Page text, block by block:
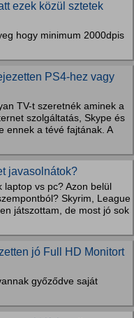
ezek közül sztetek
hogy minimum 2000dpis
PS4-hez vagy
TV-t szeretnék aminek a
szolgáltatás, Skype és
ennek a tévé fajtának. A
javasolnátok?
vs pc? Azon belül
Skyrim, League
játszottam, de most jó sok
jó Full HD Monitort
győződve saját